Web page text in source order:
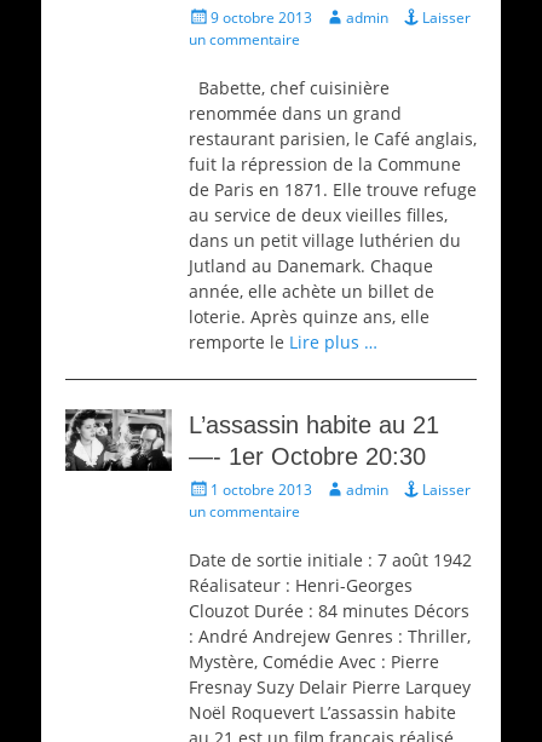
Écrit
le
9 octobre 2013 Auteur
admin
Laisser
un commentaire
Babette, chef cuisinière
renommée dans un grand
restaurant parisien, le Café anglais,
fuit la répression de la Commune
de Paris en 1871. Elle trouve refuge
au service de deux vieilles filles,
dans un petit village luthérien du
Jutland au Danemark. Chaque
année, elle achète un billet de
loterie. Après quinze ans, elle
remporte le Lire plus …
L’assassin habite au 21
—- 1er Octobre 20:30
Écrit
le
1 octobre 2013 Auteur
admin
Laisser
un commentaire
Date de sortie initiale : 7 août 1942
Réalisateur : Henri-Georges
Clouzot Durée : 84 minutes Décors
: André Andrejew Genres : Thriller,
Mystère, Comédie Avec : Pierre
Fresnay Suzy Delair Pierre Larquey
Noël Roquevert L’assassin habite